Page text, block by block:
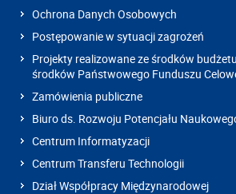
Ochrona Danych Osobowych
Postępowanie w sytuacji zagrożeń
Projekty realizowane ze środków
środków Państwowego Funduszu
Zamówienia publiczne
Biuro ds. Rozwoju Potencjału
Centrum Informatyzacji
Centrum Transferu Technologii
Dział Współpracy Międzynarodowej